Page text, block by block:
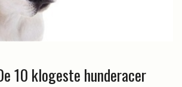
10 klogeste hunderacer